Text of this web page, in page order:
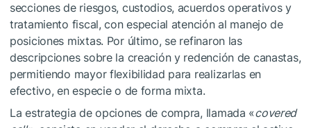
secciones de riesgos, custodios, acuerdos operativos y
tratamiento fiscal, con especial atención al manejo de
posiciones mixtas. Por último, se refinaron las
descripciones sobre la creación y redención de canastas,
permitiendo mayor flexibilidad para realizarlas en
efectivo, en especie o de forma mixta.
La estrategia de opciones de compra, llamada «covered